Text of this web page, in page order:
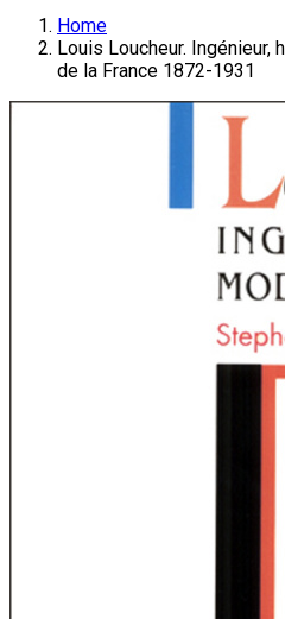
Home
Louis Loucheur. Ingénieur,
de la France 1872-1931